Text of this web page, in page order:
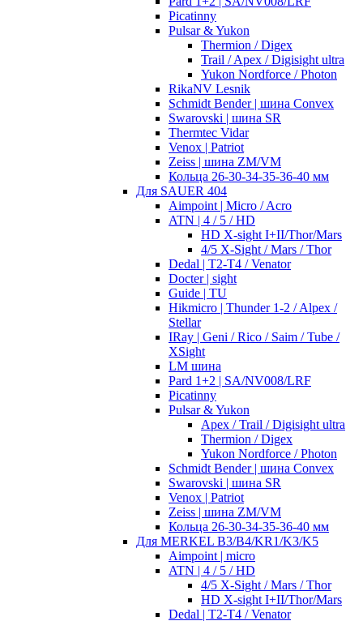
Picatinny
Pulsar & Yukon
Thermion / Digex
Trail / Apex / Digisight ultra
Yukon Nordforce / Photon
RikaNV Lesnik
Schmidt Bender | шина Convex
Swarovski | шина SR
Thermtec Vidar
Venox | Patriot
Zeiss | шина ZM/VM
Кольца 26-30-34-35-36-40 мм
Для SAUER 404
Aimpoint | Micro / Acro
ATN | 4 / 5 / HD
HD X-sight I+II/Thor/Mars
4/5 X-Sight / Mars / Thor
Dedal | T2-T4 / Venator
Docter | sight
Guide | TU
Hikmicro | Thunder 1-2 / Alpex /
Stellar
IRay | Geni / Rico / Saim / Tube /
XSight
LM шина
Pard 1+2 | SA/NV008/LRF
Picatinny
Pulsar & Yukon
Apex / Trail / Digisight ultra
Thermion / Digex
Yukon Nordforce / Photon
Schmidt Bender | шина Convex
Swarovski | шина SR
Venox | Patriot
Zeiss | шина ZM/VM
Кольца 26-30-34-35-36-40 мм
Для MERKEL B3/B4/KR1/K3/K5
Aimpoint | micro
ATN | 4 / 5 / HD
4/5 X-Sight / Mars / Thor
HD X-sight I+II/Thor/Mars
Dedal | T2-T4 / Venator